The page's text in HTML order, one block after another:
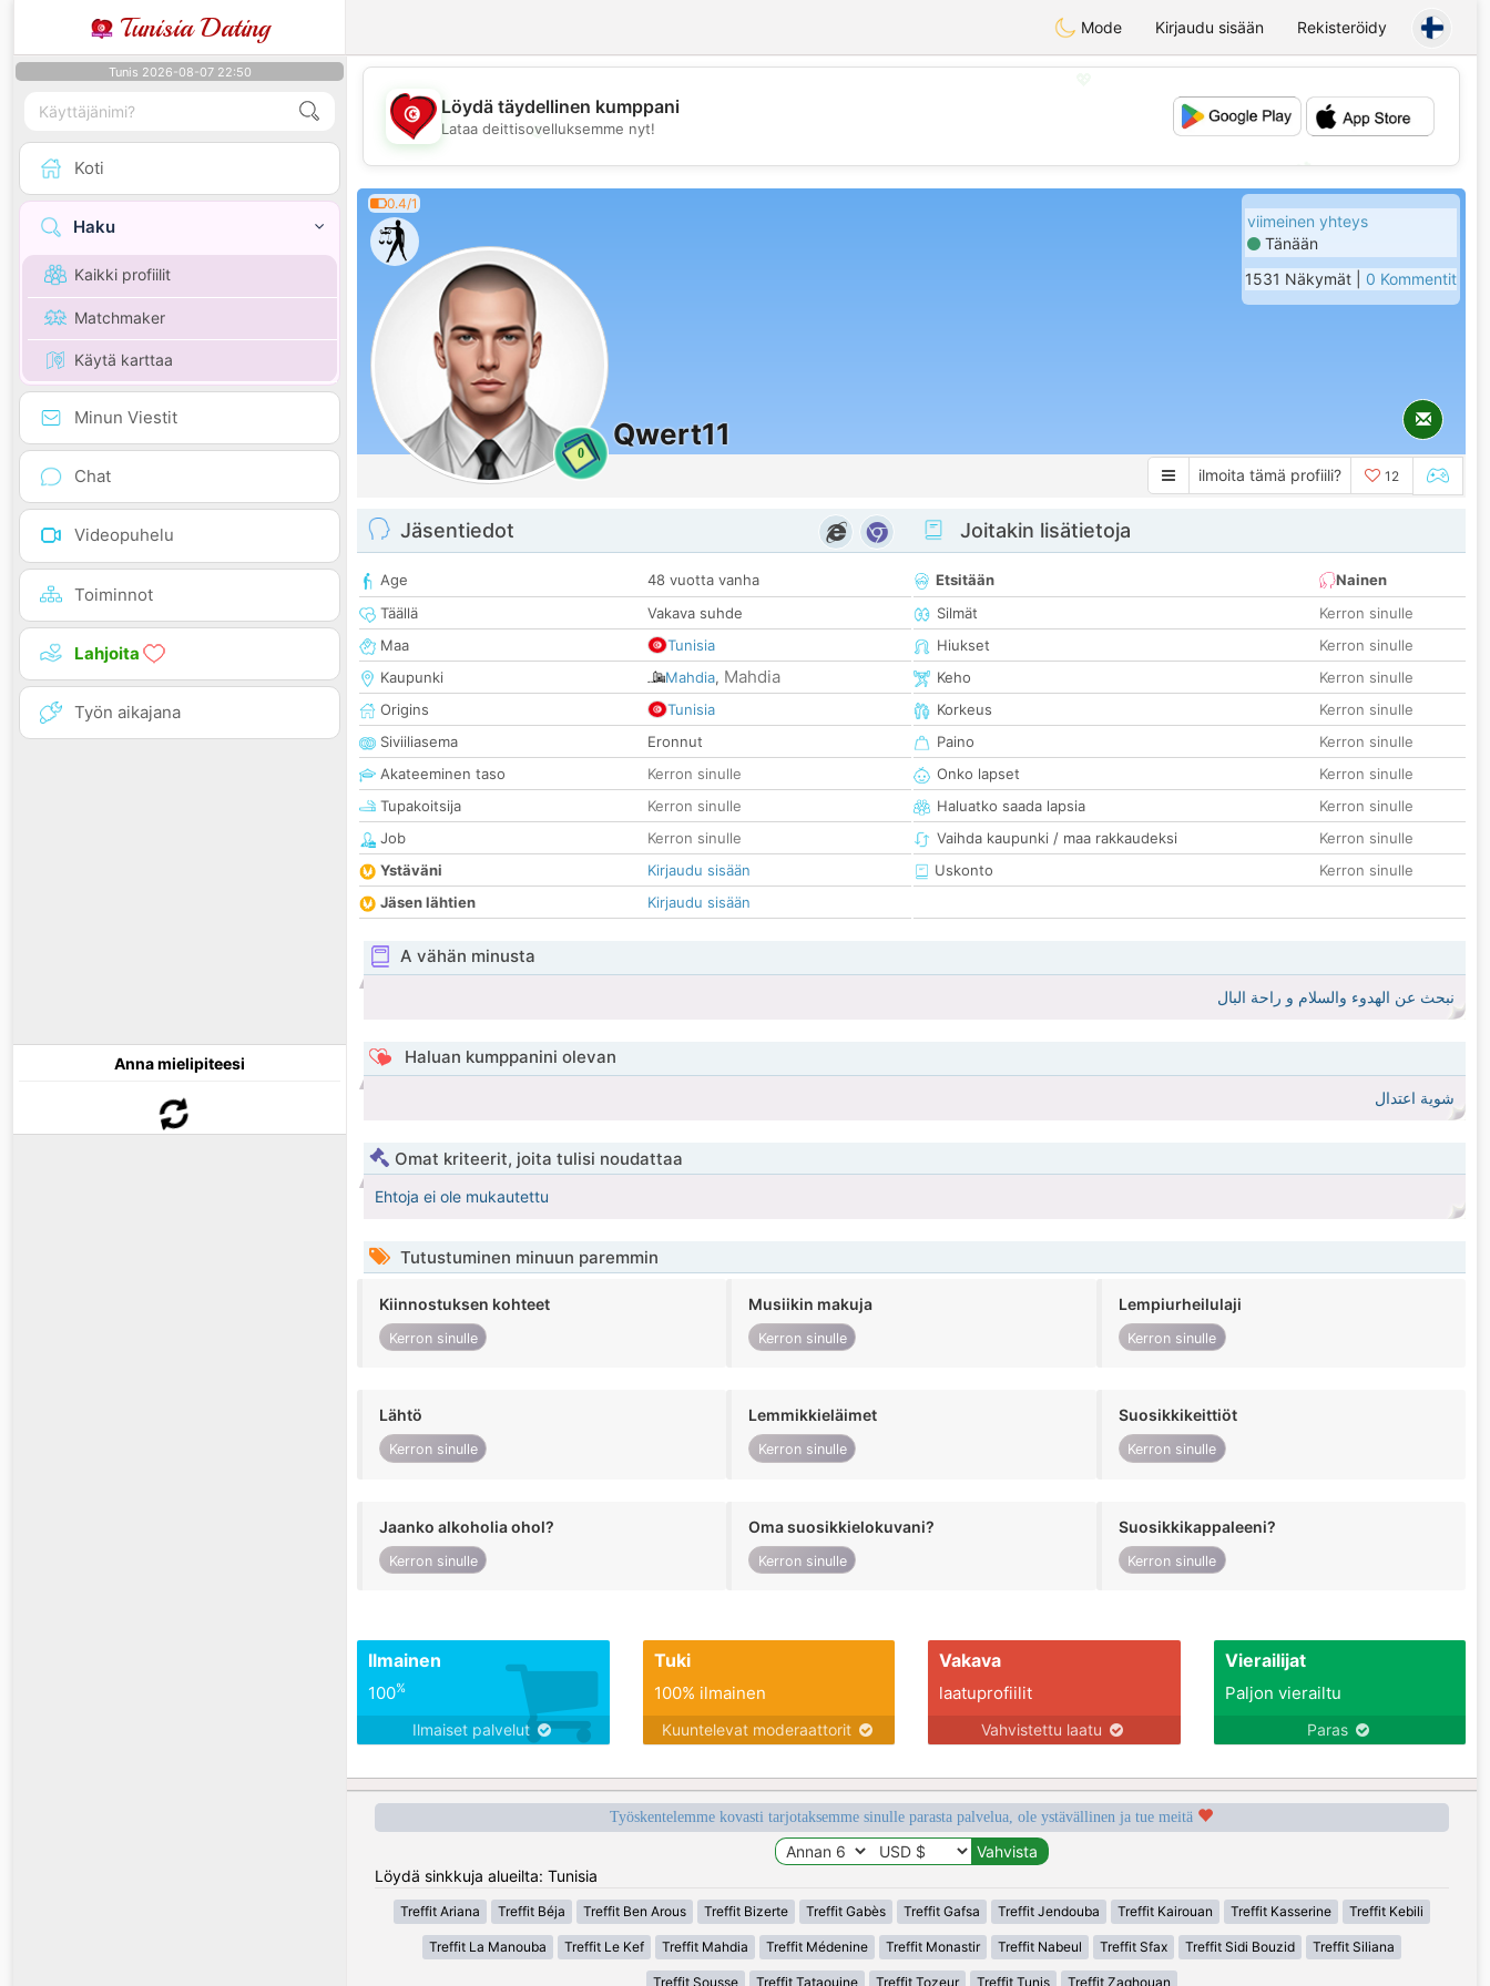
Tunisia Dating Mode Kirjaudu sisään Rekisteröidy
Tunis 2026-08-07 22:50
Koti
Haku
Kaikki profiilit
Matchmaker
Käytä karttaa
Minun Viestit
Chat
Videopuhelu
Toiminnot
Lahjoita
Työn aikajana
Anna mielipiteesi
💖
💕
Löydä täydellinen kumppani
Lataa deittisovelluksemme nyt!
0.4/1
0
Qwert11
viimeinen yhteys
Tänään
1531 Näkymät | 0 Kommentit
ilmoita tämä profiili? 12
Jäsentiedot
Age
48 vuotta vanha
Täällä
Vakava suhde
Maa
Tunisia
Kaupunki
Mahdia, Mahdia
Origins
Tunisia
Siviiliasema
Eronnut
Akateeminen taso
Kerron sinulle
Tupakoitsija
Kerron sinulle
Job
Kerron sinulle
Ystäväni
Kirjaudu sisään
Jäsen lähtien
Kirjaudu sisään
Joitakin lisätietoja
Etsitään
Nainen
Silmät
Kerron sinulle
Hiukset
Kerron sinulle
Keho
Kerron sinulle
Korkeus
Kerron sinulle
Paino
Kerron sinulle
Onko lapset
Kerron sinulle
Haluatko saada lapsia
Kerron sinulle
Vaihda kaupunki / maa rakkaudeksi
Kerron sinulle
Uskonto
Kerron sinulle
A vähän minusta
نبحث عن الهدوء والسلام و راحة البال
Haluan kumppanini olevan
شوية اعتدال
Omat kriteerit, joita tulisi noudattaa
Ehtoja ei ole mukautettu
Tutustuminen minuun paremmin
Kiinnostuksen kohteet
Kerron sinulle
Musiikin makuja
Kerron sinulle
Lempiurheilulaji
Kerron sinulle
Lähtö
Kerron sinulle
Lemmikkieläimet
Kerron sinulle
Suosikkikeittiöt
Kerron sinulle
Jaanko alkoholia ohol?
Kerron sinulle
Oma suosikkielokuvani?
Kerron sinulle
Suosikkikappaleeni?
Kerron sinulle
Ilmainen
100%
Ilmaiset palvelut
Tuki
100% ilmainen
Kuuntelevat moderaattorit
Vakava
laatuprofiilit
Vahvistettu laatu
Vierailijat
Paljon vierailtu
Paras
Työskentelemme kovasti tarjotaksemme sinulle parasta palvelua, ole ystävällinen ja tue meitä
Löydä sinkkuja alueilta: Tunisia
Treffit Ariana Treffit Béja Treffit Ben Arous Treffit Bizerte Treffit Gabès Treffit Gafsa Treffit Jendouba Treffit Kairouan Treffit Kasserine Treffit Kebili
Treffit La Manouba Treffit Le Kef Treffit Mahdia Treffit Médenine Treffit Monastir Treffit Nabeul Treffit Sfax Treffit Sidi Bouzid Treffit Siliana
Treffit Sousse Treffit Tataouine Treffit Tozeur Treffit Tunis Treffit Zaghouan